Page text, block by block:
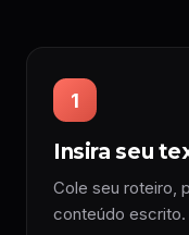
1
Insira seu
Cole seu roteiro,
conteúdo escrito.